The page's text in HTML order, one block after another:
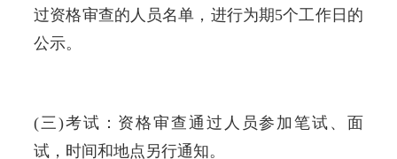
过资格审查的人员名单，进行为期5个工作日的
公示。
(三)考试：资格审查通过人员参加笔试、面
试，时间和地点另行通知。